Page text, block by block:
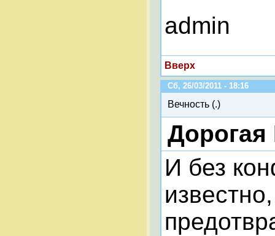
admin
Вверх
Сб, 26/03/2011 - 18:16
Вечность (.)
И без